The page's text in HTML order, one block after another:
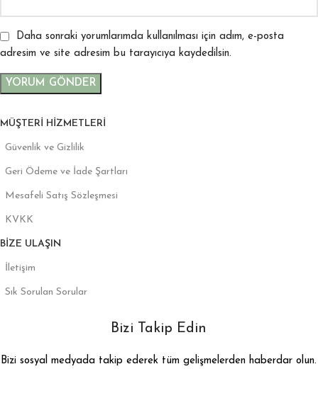
Daha sonraki yorumlarımda kullanılması için adım, e-posta
adresim ve site adresim bu tarayıcıya kaydedilsin.
MÜŞTERI HIZMETLERI
Güvenlik ve Gizlilik
Geri Ödeme ve İade Şartları
Mesafeli Satış Sözleşmesi
KVKK
BIZE ULAŞIN
İletişim
Sık Sorulan Sorular
Bizi Takip Edin
Bizi sosyal medyada takip ederek tüm gelişmelerden haberdar olun.